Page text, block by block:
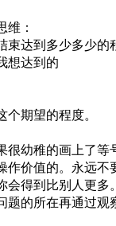
维：
束达到多少多少的
想达到的
个期望的程度。
很幼稚的画上了等
作价值的。永远不
会得到比别人更多
题的所在再通过观